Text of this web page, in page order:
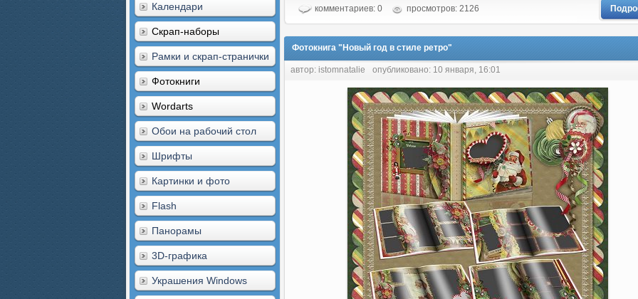
Календари
Скрап-наборы
Рамки и скрап-странички
Фотокниги
Wordarts
Обои на рабочий стол
Шрифты
Картинки и фото
Flash
Панорамы
3D-графика
Украшения Windows
комментариев: 0 просмотров: 2126
Фотокнига "Новый год в стиле ретро"
автор: istomnatalie опубликовано: 10 января, 16:01